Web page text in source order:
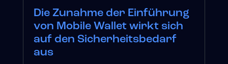
Die Zunahme der Einführung
von Mobile Wallet wirkt sich
auf den Sicherheitsbedarf
aus